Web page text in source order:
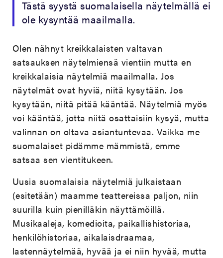
Tästä syystä suomalaisella näytelmällä ei
ole kysyntää maailmalla.
Olen nähnyt kreikkalaisten valtavan
satsauksen näytelmiensä vientiin mutta en
kreikkalaisia näytelmiä maailmalla. Jos
näytelmät ovat hyviä, niitä kysytään. Jos
kysytään, niitä pitää kääntää. Näytelmiä myös
voi kääntää, jotta niitä osattaisiin kysyä, mutta
valinnan on oltava asiantuntevaa. Vaikka me
suomalaiset pidämme mämmistä, emme
satsaa sen vientitukeen.
Uusia suomalaisia näytelmiä julkaistaan
(esitetään) maamme teattereissa paljon, niin
suurilla kuin pienilläkin näyttämöillä.
Musikaaleja, komedioita, paikallishistoriaa,
henkilöhistoriaa, aikalaisdraamaa,
lastennäytelmää, hyvää ja ei niin hyvää, mutta